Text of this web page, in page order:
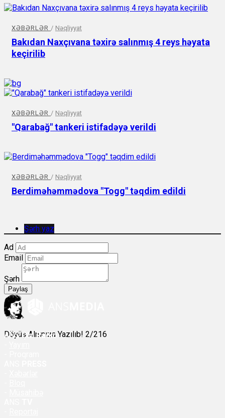
XƏBƏRLƏR / Nəqliyyat
Bakıdan Naxçıvana təxirə salınmış 4 reys həyata
keçirilib
XƏBƏRLƏR / Nəqliyyat
"Qarabağ" tankeri istifadəyə verildi
XƏBƏRLƏR / Nəqliyyat
Berdiməhəmmədova "Togg" təqdim edildi
Şərh yaz
Ad
Email
Şərh
Paylaş
Döyüş Alnınıza Yazılıb! 2/216
ANSÇM Radio